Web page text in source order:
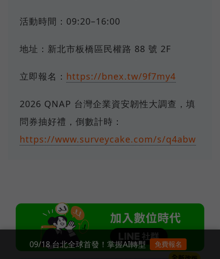
活動時間：09:20–16:00
地址：新北市板橋區民權路 88 號 2F
立即報名： https://bnex.tw/9f7my4
2026 QNAP 台灣企業資安韌性大調查，填
問券抽好禮，倒數計時：
https://www.surveycake.com/s/q4abw
09/18 台北全球首發！掌握AI轉型 免費報名